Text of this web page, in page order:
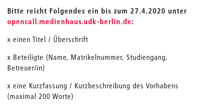
Bitte reicht Folgendes ein bis zum 27.4.2020 unter
opencall.medienhaus.udk-berlin.de:
x einen Titel / Überschrift
x Beteiligte (Name, Matrikelnummer, Studiengang,
Betreuer/in)
x eine Kurzfassung / Kurzbeschreibung des Vorhabens
(maximal 200 Worte)